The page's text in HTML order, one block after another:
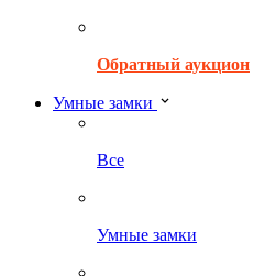
Обратный аукцион
Умные замки
Все
Умные замки